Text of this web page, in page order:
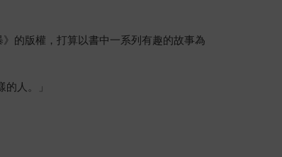
的版權，打算以書中一系列有趣的故事為
人。」